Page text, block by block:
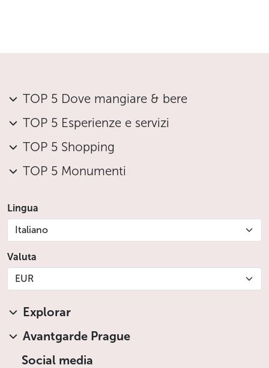
disponibili in caso di necessità
L’utilizzo degli E-Scooter è vietato ai bambini di
gravidanza, alle persone con peso superiore
a 120 kg e alle persone sotto l’effetto di alcol
o sostanze stupefacenti
Nella Repubblica Ceca è severamente vietato
Prima della partenza sarà richiesto di firmare una
liberatoria che conferma che qualsiasi incidente
avvenuto durante il tour sarà sotto la vostra piena
Condizioni speciali di cancellazione
nessuna commissione verrà trattenuta. Cancellazione
inferiore a 72 ore: verrà addebitato l’intero prezzo.
Una pioggia leggera non è motivo valido per annullare
l’attività o richiederne il rimborso.
TOP 5 Dove mangiare & bere
TOP 5 Esperienze e servizi
TOP 5 Shopping
TOP 5 Monumenti
Lingua
Italiano
Valuta
EUR
Explorar
Avantgarde Prague
Social media